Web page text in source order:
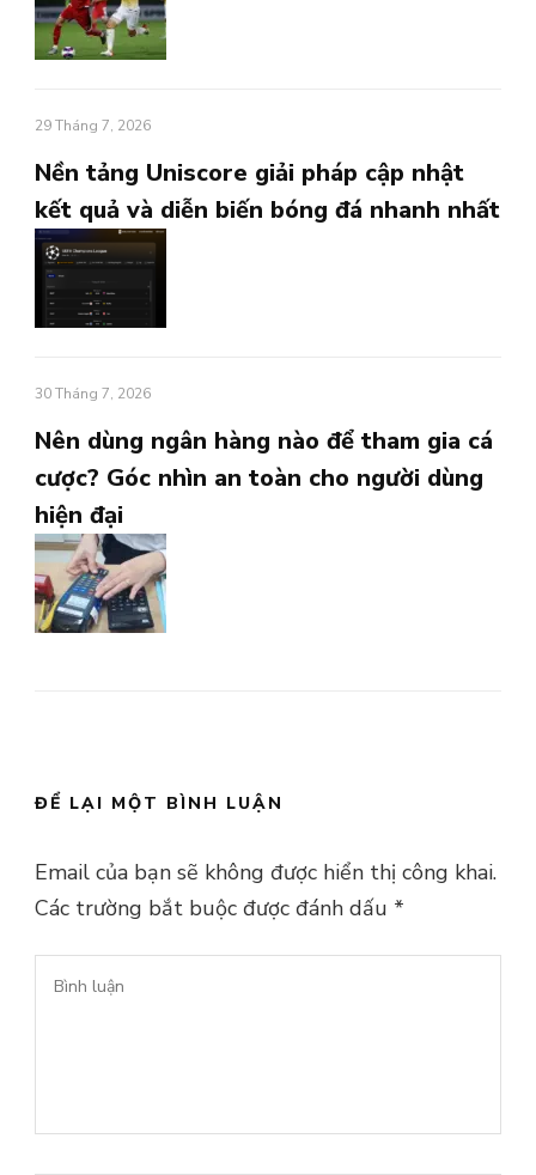
29 Tháng 7, 2026
Nền tảng Uniscore giải pháp cập nhật
kết quả và diễn biến bóng đá nhanh nhất
30 Tháng 7, 2026
Nên dùng ngân hàng nào để tham gia cá
cược? Góc nhìn an toàn cho người dùng
hiện đại
ĐỂ LẠI MỘT BÌNH LUẬN
Email của bạn sẽ không được hiển thị công khai.
Các trường bắt buộc được đánh dấu *
Bình